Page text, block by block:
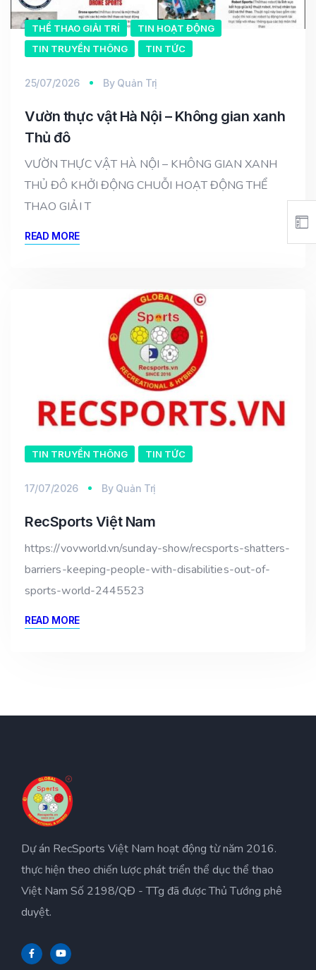
THỂ THAO GIẢI TRÍ
TIN HOẠT ĐỘNG
TIN TRUYỀN THÔNG
TIN TỨC
25/07/2026 By Quản Trị
Vườn thực vật Hà Nội – Không gian xanh
Thủ đô
VƯỜN THỰC VẬT HÀ NỘI – KHÔNG GIAN XANH
THỦ ĐÔ KHỞI ĐỘNG CHUỖI HOẠT ĐỘNG THỂ
THAO GIẢI T
READ MORE
TIN TRUYỀN THÔNG TIN TỨC
17/07/2026 By Quản Trị
RecSports Việt Nam
https://vovworld.vn/sunday-show/recsports-shatters-
barriers-keeping-people-with-disabilities-out-of-
sports-world-2445523
READ MORE
Dự án RecSports Việt Nam hoạt động từ năm 2016.
thực hiện theo chiến lược phát triển thể dục thể thao
Việt Nam Số 2198/QĐ - TTg đã được Thủ Tướng phê
duyệt.